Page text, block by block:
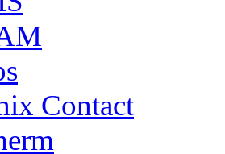
Contact